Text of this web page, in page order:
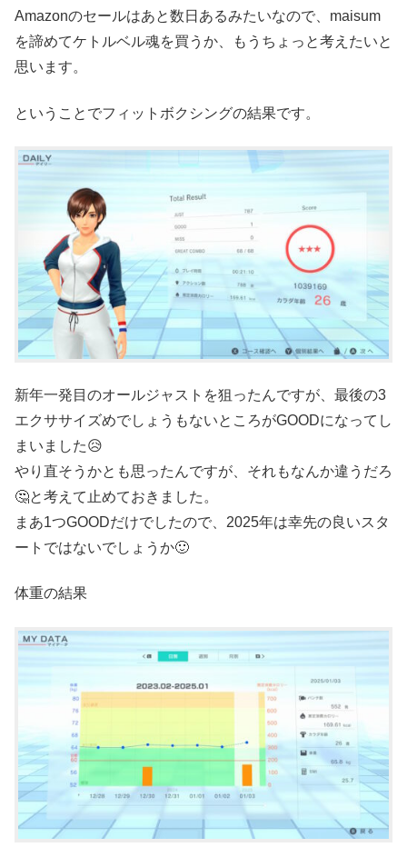
Amazonのセールはあと数日あるみたいなので、maisum
を諦めてケトルベル魂を買うか、もうちょっと考えたいと
思います。
ということでフィットボクシングの結果です。
新年一発目のオールジャストを狙ったんですが、最後の3
エクササイズめでしょうもないところがGOODになってし
まいました😥
やり直そうかとも思ったんですが、それもなんか違うだろ
🤔と考えて止めておきました。
まあ1つGOODだけでしたので、2025年は幸先の良いスタ
ートではないでしょうか🙂
体重の結果